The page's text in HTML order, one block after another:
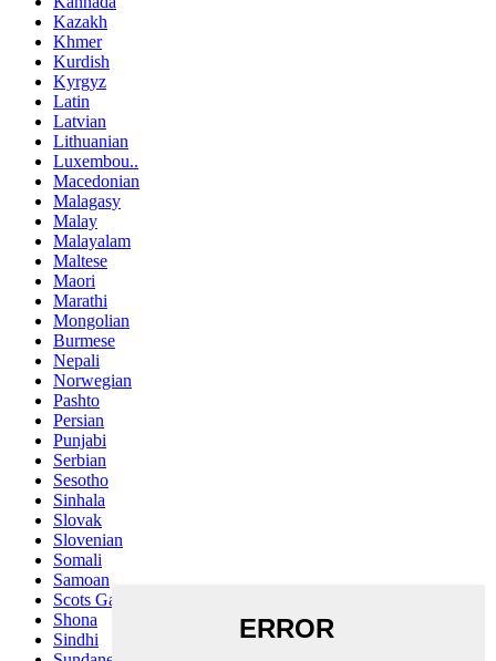
Kazakh
Khmer
Kurdish
Kyrgyz
Latin
Latvian
Lithuanian
Luxembou..
Macedonian
Malagasy
Malay
Malayalam
Maltese
Maori
Marathi
Mongolian
Burmese
Nepali
Norwegian
Pashto
Persian
Punjabi
Serbian
Sesotho
Sinhala
Slovak
Slovenian
Somali
Samoan
Scots Gaelic
Shona
Sindhi